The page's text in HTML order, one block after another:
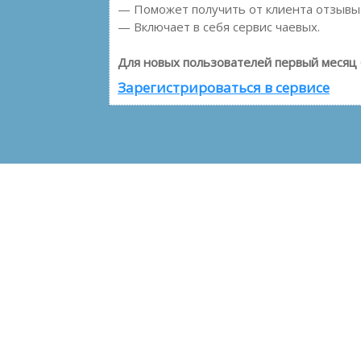
— Поможет получить от клиента отзывы
— Включает в себя сервис чаевых.
Для новых пользователей первый месяц
Зарегистрироваться в сервисе